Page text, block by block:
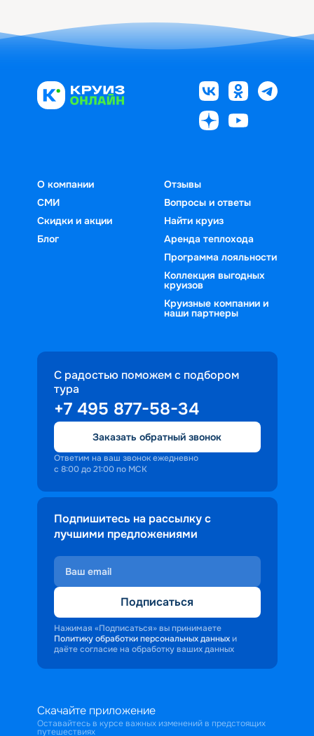
О компании
СМИ
Скидки и акции
Блог
Отзывы
Вопросы и ответы
Найти круиз
Аренда теплохода
Программа лояльности
Коллекция выгодных
круизов
Круизные компании и
наши партнеры
С радостью поможем с подбором
тура
+7 495 877-58-34
Заказать обратный звонок
Ответим на ваш звонок ежедневно
с 8:00 до 21:00 по МСК
Подпишитесь на рассылку с
лучшими предложениями
Подписаться
Нажимая «Подписаться» вы принимаете
Политику обработки персональных данных и
даёте согласие на обработку ваших данных
Скачайте приложение
Оставайтесь в курсе важных изменений в предстоящих
путешествиях